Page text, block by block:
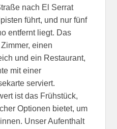
nach El Serrat
führt, und nur fünf
entfernt liegt. Das
einen
und ein Restaurant,
mit einer
serviert.
ist das Frühstück,
Optionen bietet, um
Unser Aufenthalt